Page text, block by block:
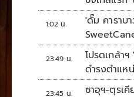
1:02 น.
'ดั๊ม คาราบ
23:49 น.
โปรดเกล้า
ดำรงตำแห
พระราชทา
23:45 น.
ซาอุฯ-ตุรเ